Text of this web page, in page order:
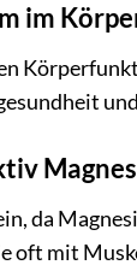
im
da
oft mit